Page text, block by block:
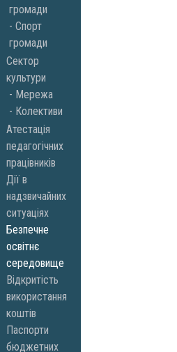
громади
Спорт
громади
Сектор
культури
Мережа
Колективи
Атестація
педагогічних
працівників
Дії в
надзвичайних
ситуаціях
Безпечне
освітнє
середовище
Відкритість
використання
коштів
Паспорти
бюджетних